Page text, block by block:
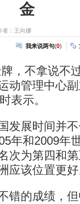
金
者：王向娜
我来说两句(0)
不拿说不过
动管理中心
表示。
展时间并不
年和2009年
次为第四和
应该位置更
的成绩，但